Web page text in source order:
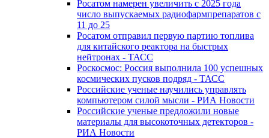
Росатом намерен увеличить с 2025 года
число выпускаемых радиофармпрепаратов с
11 до 25
Росатом отправил первую партию топлива
для китайского реактора на быстрых
нейтронах - ТАСС
Роскосмос: Россия выполнила 100 успешных
космических пусков подряд - ТАСС
Российские ученые научились управлять
компьютером силой мысли - РИА Новости
Российские ученые предложили новые
материалы для высокоточных детекторов -
РИА Новости